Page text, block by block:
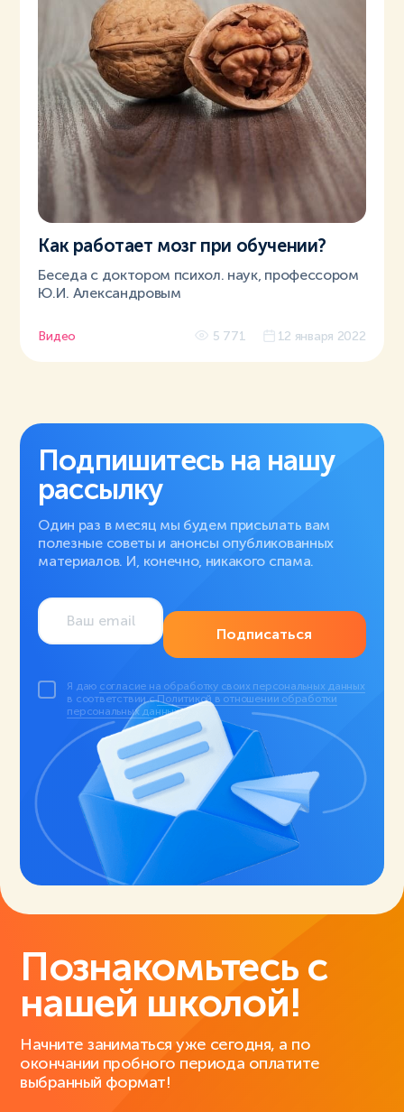
Как работает мозг при обучении?
Беседа с доктором психол. наук, профессором
Ю.И. Александровым
Видео 5 771 12 января 2022
Подпишитесь на нашу
рассылку
Один раз в месяц мы будем присылать вам
полезные советы и анонсы опубликованных
материалов. И, конечно, никакого спама.
Подписаться
Я даю согласие на обработку своих персональных данных
в соответствии сПолитикой в отношении обработки
персональных данных.
Познакомьтесь с
нашей школой!
Начните заниматься уже сегодня, а по
окончании пробного периода оплатите
выбранный формат!